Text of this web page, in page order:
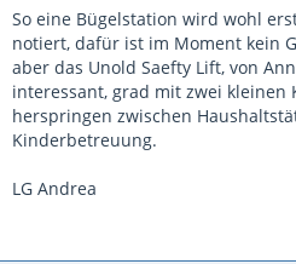
So eine Bügelstation wird wohl
notiert, dafür ist im Moment kein
aber das Unold Saefty Lift, von
interessant, grad mit zwei
herspringen zwischen
Kinderbetreuung.
LG Andrea